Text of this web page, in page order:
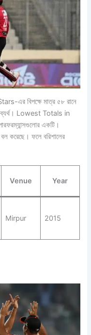
এর বিপক্ষে মাত্র ৫৮ রানে
ব্যর্থ। Lowest Totals in
একটি।
বল করেছে। ফলে বরিশালের
Venue Year
Mirpur 2015